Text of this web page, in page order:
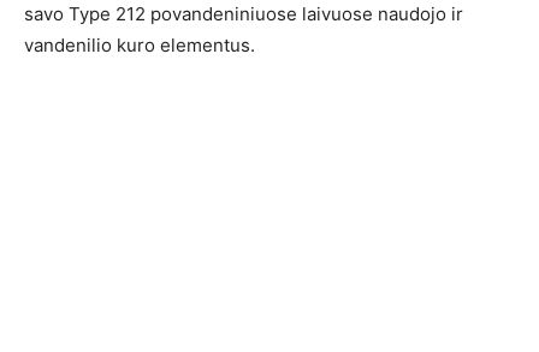
savo Type 212 povandeniniuose laivuose naudojo ir
vandenilio kuro elementus.